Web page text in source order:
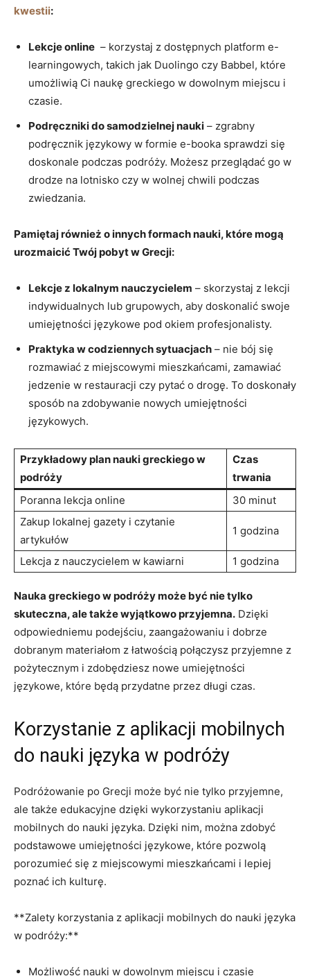
kwestii:
Lekcje online ⁤ –⁣ korzystaj z⁤ dostępnych‍ platform e-
learningowych, takich jak Duolingo czy ​Babbel,‌ które
umożliwią Ci naukę greckiego w⁢ dowolnym miejscu i
czasie.
Podręczniki do samodzielnej nauki ‍– zgrabny‍
podręcznik językowy w formie e-booka sprawdzi‍ się
doskonale podczas podróży. Możesz przeglądać ⁤go w
drodze na lotnisko czy w⁣ wolnej chwili podczas
zwiedzania.
Pamiętaj również o innych formach nauki, które mogą
urozmaicić‍ Twój pobyt w Grecji:
Lekcje z lokalnym nauczycielem – skorzystaj z lekcji
indywidualnych lub‌ grupowych,⁤ aby doskonalić swoje
umiejętności ​językowe pod okiem profesjonalisty.
Praktyka w codziennych sytuacjach – nie bój się
rozmawiać z miejscowymi mieszkańcami, zamawiać ​
jedzenie w restauracji czy pytać o drogę. To ‍doskonały
sposób na zdobywanie nowych umiejętności
językowych.
Przykładowy plan nauki greckiego w
podróży
Czas
trwania
Poranna lekcja online
30⁣ minut
Zakup lokalnej gazety i czytanie
artykułów
1 godzina
Lekcja z nauczycielem w kawiarni 1 godzina
Nauka greckiego w podróży może być nie tylko
skuteczna, ale ⁢także wyjątkowo przyjemna. Dzięki
odpowiedniemu podejściu, zaangażowaniu i dobrze
dobranym materiałom ⁣z łatwością połączysz przyjemne⁢ z
pożytecznym i zdobędziesz nowe umiejętności
językowe, które będą​ przydatne przez⁢ długi czas.
Korzystanie z aplikacji‍ mobilnych
do nauki języka w ⁣podróży
Podróżowanie po‍ Grecji może być ⁤nie tylko przyjemne,
ale także edukacyjne dzięki wykorzystaniu‍ aplikacji
mobilnych do⁤ nauki języka. Dzięki⁢ nim, można ⁤zdobyć
podstawowe​ umiejętności językowe, które pozwolą
porozumieć się z miejscowymi mieszkańcami i lepiej⁣
poznać ​ich ‍kulturę.
**Zalety korzystania z aplikacji mobilnych do nauki języka‍
w podróży:**
Możliwość nauki w dowolnym miejscu i czasie